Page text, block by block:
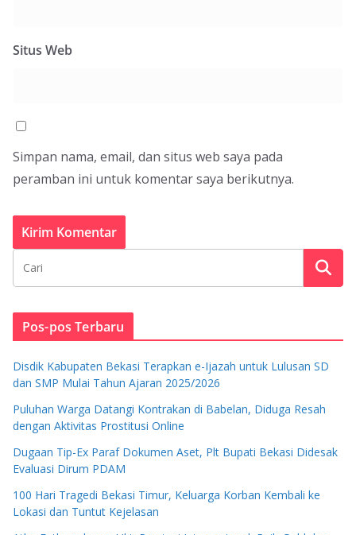
Situs Web
Simpan nama, email, dan situs web saya pada
peramban ini untuk komentar saya berikutnya.
Pos-pos Terbaru
Disdik Kabupaten Bekasi Terapkan e-Ijazah untuk Lulusan SD
dan SMP Mulai Tahun Ajaran 2025/2026
Puluhan Warga Datangi Kontrakan di Babelan, Diduga Resah
dengan Aktivitas Prostitusi Online
Dugaan Tip-Ex Paraf Dokumen Aset, Plt Bupati Bekasi Didesak
Evaluasi Dirum PDAM
100 Hari Tragedi Bekasi Timur, Keluarga Korban Kembali ke
Lokasi dan Tuntut Kejelasan